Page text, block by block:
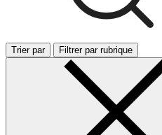
Trier par Filtrer par rubrique